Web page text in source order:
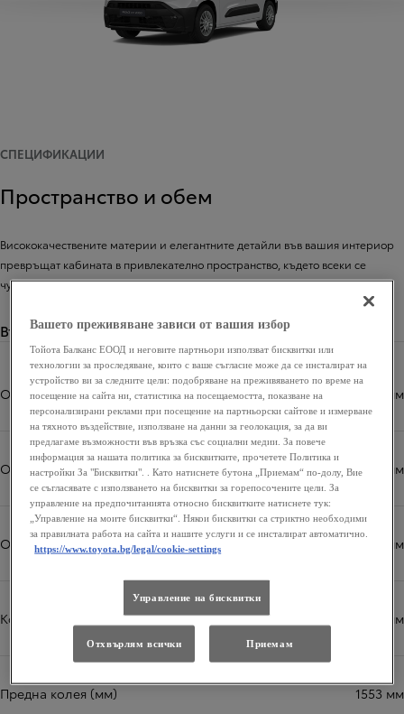
СПЕЦИФИКАЦИИ
Пространство и обем
Висококачествените материи и елегантните детайли във вашия интериор
превръщат кабината в привлекателно пространство, където всеки се
чувства комфортно.
Външни размери и тегла
Обща дължина (мм) 4403 мм
Обща ширина (мм) 1848 мм
Обща височина (мм) 1880 мм
Колесна база (мм) 2785 мм
Предна колея (мм) 1553 мм
Вашето преживяване зависи от вашия избор
Тойота Балканс ЕООД и неговите партньори използват бисквитки или
технологии за проследяване, които с ваше съгласие може да се инсталират на
устройство ви за следните цели: подобряване на преживяването по време на
посещение на сайта ни, статистика на посещаемостта, показване на
персонализирани реклами при посещение на партньорски сайтове и измерване
на тяхното въздействие, използване на данни за геолокация, за да ви
предлагаме възможности във връзка със социални медии. За повече
информация за нашата политика за бисквитките, прочетете Политика и
настройки За "Бисквитки". . Като натиснете бутона „Приемам“ по-долу, Вие
се съгласявате с използването на бисквитки за горепосочените цели. За
управление на предпочитанията относно бисквитките натиснете тук:
„Управление на моите бисквитки“. Някои бисквитки са стриктно необходими
за правилната работа на сайта и нашите услуги и се инсталират автоматично.
https://www.toyota.bg/legal/cookie-settings
Управление на бисквитки
Отхвърлям всички Приемам